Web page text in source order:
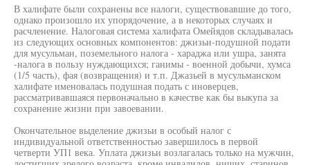
В халифате были сохранены все налоги, существовавшие до того,
однако произошло их упорядочение, а в некоторых случаях и
расчленение. Налоговая система халифата Омейядов складывалась
из следующих основных компонентов: джизьи-подушной подати
для мусульман, поземельного налога - хараджа или ушра, занята
-налога в пользу нуждающихся; ганимы - военной добычи, хумса
(1/5 часть), фая (возвращения) и т.п. Джазьей в мусульманском
халифате именовалась подушная подать с иноверцев,
рассматривавшаяся первоначально в качестве как бы выкупа за
сохранение жизни при завоевании.
Окончательное выделение джизьи в особый налог с
индивидуальной ответственностью завершилось в первой
четверти УП1 века. Уплата джизьи возлагалась только на мужчин,